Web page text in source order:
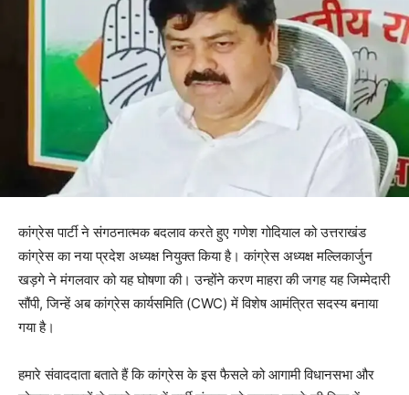
कांग्रेस पार्टी ने संगठनात्मक बदलाव करते हुए गणेश गोदियाल को उत्तराखंड
कांग्रेस का नया प्रदेश अध्यक्ष नियुक्त किया है। कांग्रेस अध्यक्ष मल्लिकार्जुन
खड़गे ने मंगलवार को यह घोषणा की। उन्होंने करण माहरा की जगह यह जिम्मेदारी
सौंपी, जिन्हें अब कांग्रेस कार्यसमिति (CWC) में विशेष आमंत्रित सदस्य बनाया
गया है।
हमारे संवाददाता बताते हैं कि कांग्रेस के इस फैसले को आगामी विधानसभा और